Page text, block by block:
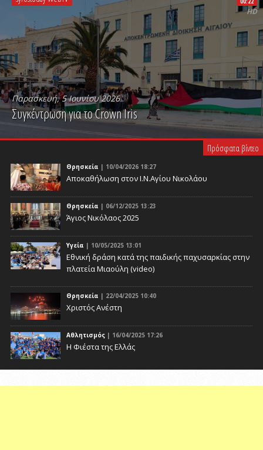
Παρασκευή, 5 Ιουνίου 2026
Συγκέντρωση για το Crown Iris
PLAY VIDEO
HD
Πρόσφατα βίντεο
Θρησκεία | 10/04/2026 18:27
Αποκαθήλωση στον Ι.Ν.Αγίου Νικολάου
Θρησκεία | 06/12/2025 13:23
Άγιος Νικόλαος 2025
Υγεία | 10/05/2025 13:01
Eθνική δράση κατά της παιδικής παχυσαρκίας στην
πλατεία Μιαούλη (video)
Θρησκεία | 22/04/2025 10:40
Χριστός Ανέστη
Αθλητισμός | 16/04/2025 17:26
Η Φιέστα της Ελλάς